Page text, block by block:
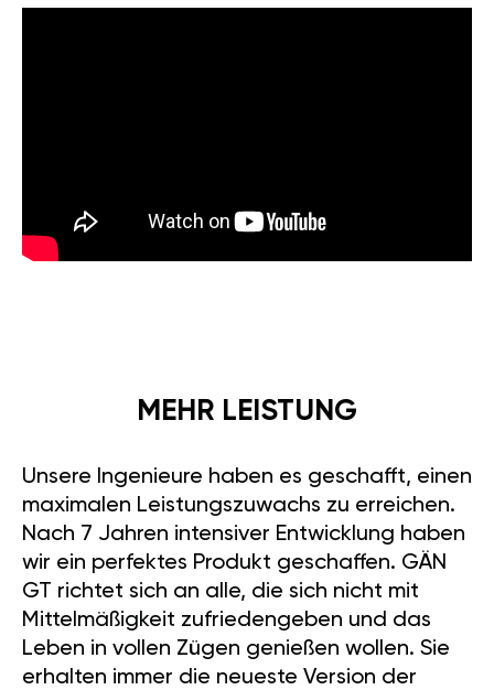
MEHR LEISTUNG
Unsere Ingenieure haben es geschafft, einen
maximalen Leistungszuwachs zu erreichen.
Nach 7 Jahren intensiver Entwicklung haben
wir ein perfektes Produkt geschaffen. GÄN
GT richtet sich an alle, die sich nicht mit
Mittelmäßigkeit zufriedengeben und das
Leben in vollen Zügen genießen wollen. Sie
erhalten immer die neueste Version der